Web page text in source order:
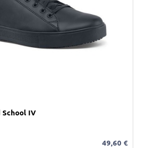
IV
49,60 €